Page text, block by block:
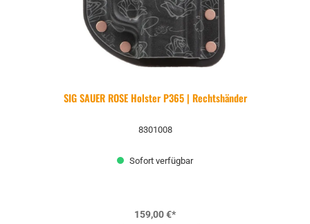
SIG SAUER ROSE Holster P365 | Rechtshänder
8301008
Sofort verfügbar
159,00 €*